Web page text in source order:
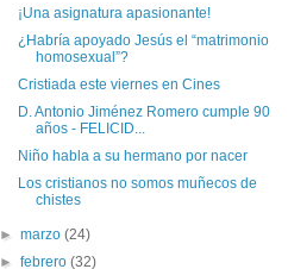
¡Una asignatura apasionante!
¿Habría apoyado Jesús el “matrimonio
homosexual”?
Cristiada este viernes en Cines
D. Antonio Jiménez Romero cumple 90
años - FELICID...
Niño habla a su hermano por nacer
Los cristianos no somos muñecos de
chistes
►marzo(24)
►febrero(32)